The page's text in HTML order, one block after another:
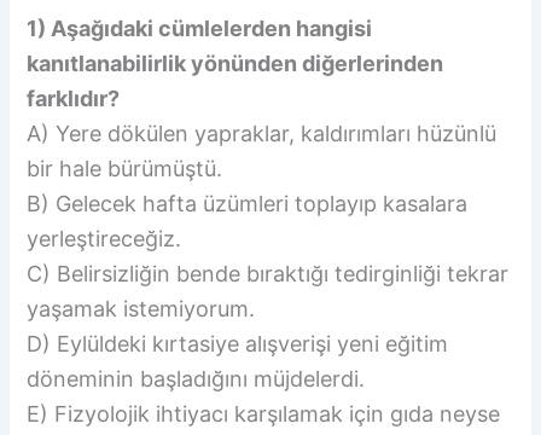
1) Aşağıdaki cümlelerden hangisi
kanıtlanabilirlik yönünden diğerlerinden
farklıdır?
A) Yere dökülen yapraklar, kaldırımları hüzünlü
bir hale bürümüştü.
B) Gelecek hafta üzümleri toplayıp kasalara
yerleştireceğiz.
C) Belirsizliğin bende bıraktığı tedirginliği tekrar
yaşamak istemiyorum.
D) Eylüldeki kırtasiye alışverişi yeni eğitim
döneminin başladığını müjdelerdi.
E) Fizyolojik ihtiyacı karşılamak için gıda neyse